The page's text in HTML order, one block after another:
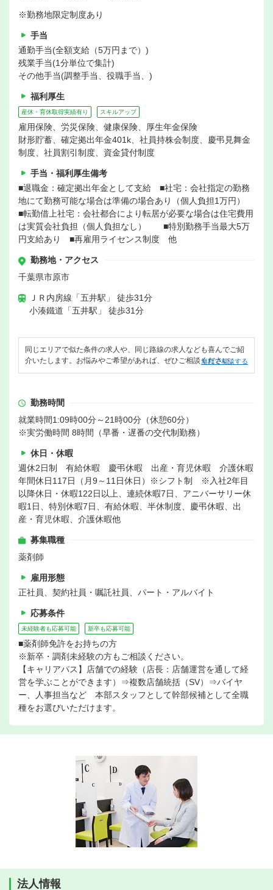
※勤務地限定制度あり
手当
通勤手当(全額支給（5万円まで）)
残業手当(1分単位で集計)
その他手当(調整手当、役職手当、)
福利厚生
産休・育休取得実績有り スキルアップ
雇用保険、労災保険、健康保険、厚生年金保険
財形貯蓄、確定拠出年金401k、社員持株会制度、慶弔見舞金
制度、社員割引制度、資金貸付制度
手当・福利厚生備考
■退職金：確定拠出年金として支給 ■社宅：会社指定の勤務
地にて勤務可能な場合は準備の場合あり（個人負担1万円）
■転勤借上社宅：会社都合により転居が必要な場合は住宅費用
は実質会社負担（個人負担なし） ■特別勤務手当最大5万
円支給あり ■再雇用ライセンス制度 他
勤務地・アクセス
千葉県市原市
ＪＲ内房線「五井駅」 徒歩31分
小湊鐵道「五井駅」 徒歩31分
同じエリアで似た条件の求人や、同じ路線の求人なども喜んでご紹
介いたします。お悩みやご希望があれば、ぜひご相談ください。
無料で相談する
勤務時間
就業時間1:09時00分～21時00分（休憩60分）
※実労働時間 8時間（早番・遅番の交代制勤務）
休日・休暇
週休2日制 有給休暇 慶弔休暇 出産・育児休暇 介護休暇
年間休日117日（月9～11日休日）※シフト制 ※入社2年目
以降休日・休暇122日以上、連続休暇7日、アニバーサリー休
暇1日、特別休暇7日、有給休暇、半休制度、慶弔休暇、出
産・育児休暇、介護休暇他
募集職種
薬剤師
雇用形態
正社員、契約社員・嘱託社員、パート・アルバイト
応募条件
未経験者も応募可能 新卒も応募可能
■薬剤師免許をお持ちの方
※新卒・調剤未経験の方もご相談ください。
【キャリアパス】店舗での経験（店長：店舗運営を通して経
営を学ぶことができます）⇒複数店舗統括（SV）⇒バイヤ
ー、人事担当など 本部スタッフとして幹部候補として全職
種をお選びいただけます。
法人情報